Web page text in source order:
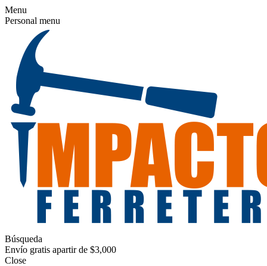
Menu
Personal menu
Búsqueda
Envío gratis apartir de $3,000
Close